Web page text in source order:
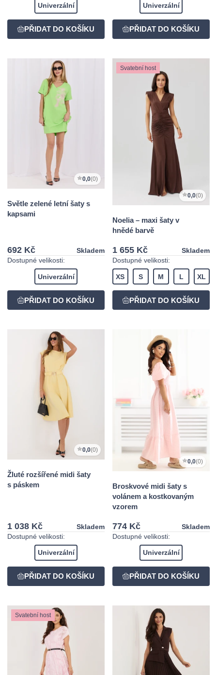
Univerzální Univerzální
0,0(0)
Světle zelené letní šaty s
kapsami
692 Kč
Skladem
Dostupné velikosti:
Univerzální
Svatební host
0,0(0)
Noelia – maxi šaty v
hnědé barvě
1 655 Kč
Skladem
Dostupné velikosti:
XS S M L XL
0,0(0)
Žluté rozšířené midi šaty
s páskem
1 038 Kč
Skladem
Dostupné velikosti:
Univerzální
0,0(0)
Broskvové midi šaty s
volánem a kostkovaným
vzorem
774 Kč
Skladem
Dostupné velikosti:
Univerzální
Svatební host